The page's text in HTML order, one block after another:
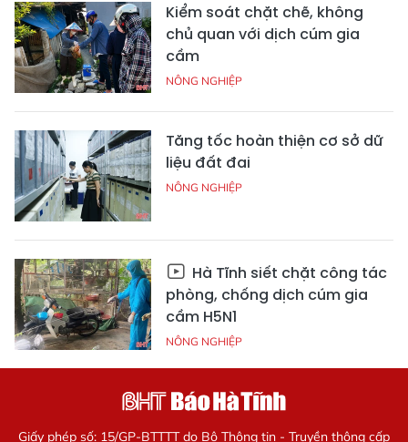
Kiểm soát chặt chẽ, không
chủ quan với dịch cúm gia
cầm
NÔNG NGHIỆP
Tăng tốc hoàn thiện cơ sở dữ
liệu đất đai
NÔNG NGHIỆP
Hà Tĩnh siết chặt công tác
phòng, chống dịch cúm gia
cầm H5N1
NÔNG NGHIỆP
Giấy phép số: 15/GP-BTTTT do Bộ Thông tin - Truyền thông cấp